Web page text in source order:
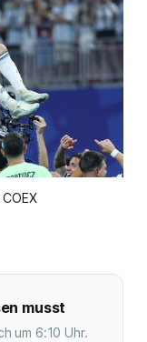
musst
um 6:10 Uhr.